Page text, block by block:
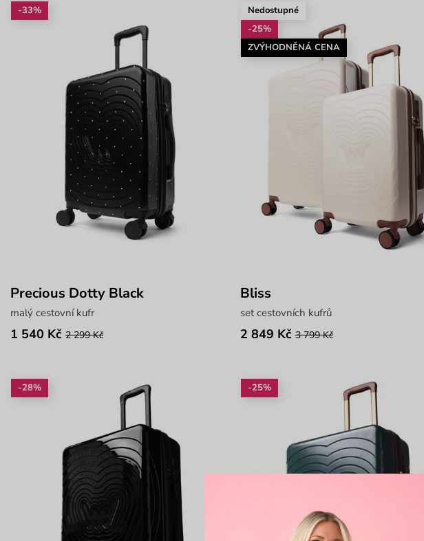
-33%
Precious Dotty Black
malý cestovní kufr
1 540 Kč 2 299 Kč
Nedostupné
-25%
ZVÝHODNĚNÁ CENA
Bliss
set cestovních kufrů
2 849 Kč 3 799 Kč
-28% -25%